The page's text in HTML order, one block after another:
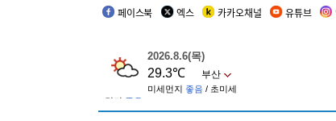
페이스북 엑스 카카오채널 유튜브